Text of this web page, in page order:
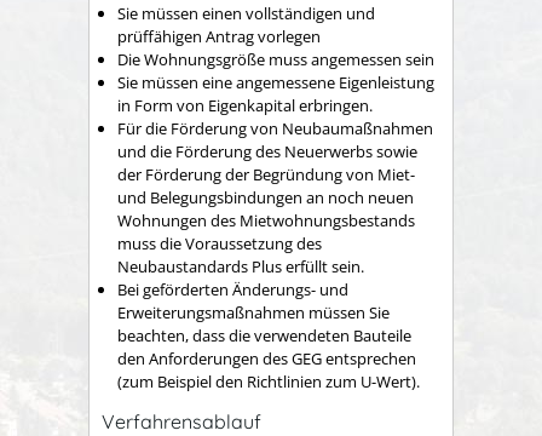
Sie müssen einen vollständigen und
prüffähigen Antrag vorlegen
Die Wohnungsgröße muss angemessen sein
Sie müssen eine angemessene Eigenleistung
in Form von Eigenkapital erbringen.
Für die Förderung von Neubaumaßnahmen
und die Förderung des Neuerwerbs sowie
der Förderung der Begründung von Miet-
und Belegungsbindungen an noch neuen
Wohnungen des Mietwohnungsbestands
muss die Voraussetzung des
Neubaustandards Plus erfüllt sein.
Bei geförderten Änderungs- und
Erweiterungsmaßnahmen müssen Sie
beachten, dass die verwendeten Bauteile
den Anforderungen des GEG entsprechen
(zum Beispiel den Richtlinien zum U-Wert).
Verfahrensablauf